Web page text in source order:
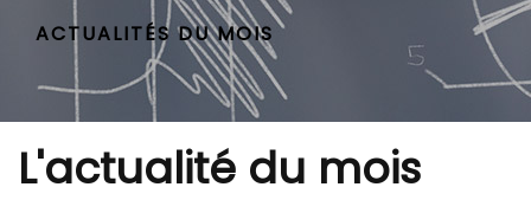
ACTUALITÉS DU MOIS
L'actualité du mois